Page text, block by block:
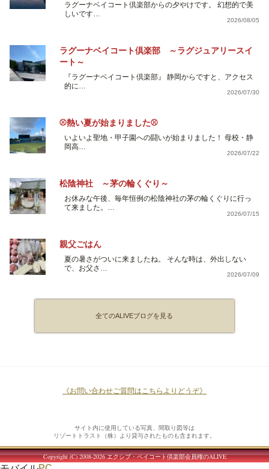
ラグーナベイコート倶楽部からの夕やけです。 幻想的で美
しいです…
2026/08/05
ラグーナベイコート倶楽部 ～ラグジュアリースイ
ート～
『ラグーナベイコート倶楽部』 静岡からですと、アクセス
的に…
2026/07/30
⚾熱い夏が始まりました⚾
いよいよ聖地・甲子園への闘いが始まりました！ 母校・静
岡高…
2026/07/22
松陰神社 ～茅の輪くぐり～
お休みな午後、毎年恒例の松陰神社の茅の輪くぐりに行っ
て来ました。…
2026/07/15
親父ごはん
夏の暑さがついに来ましたね。 そんな時は、外出しない
で、お父さ…
2026/07/09
全てのALIVEブログを見る
《お問い合わせご質問はこちらよりどうぞ》
サイト内に使用している写真、間取り図等は
リゾートトラスト（株）より貸与されたものも含まれます。
Copyright (C) 2008-2026エクシブ・ベイコート倶楽部会員権のALIVE